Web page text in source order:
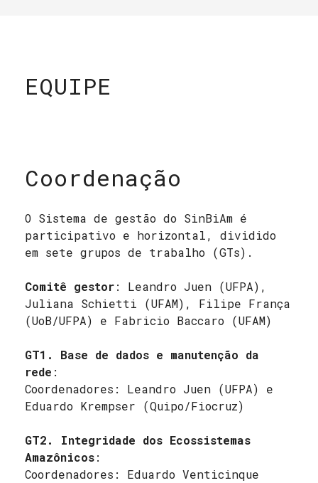
EQUIPE
Coordenação
O Sistema de gestão do SinBiAm é
participativo e horizontal, dividido
em sete grupos de trabalho (GTs).
Comitê gestor: Leandro Juen (UFPA),
Juliana Schietti (UFAM), Filipe França
(UoB/UFPA) e Fabricio Baccaro (UFAM)
GT1. Base de dados e manutenção da
rede :
Coordenadores: Leandro Juen (UFPA) e
Eduardo Krempser (Quipo/Fiocruz)
GT2. Integridade dos Ecossistemas
Amazônicos:
Coordenadores: Eduardo Venticinque